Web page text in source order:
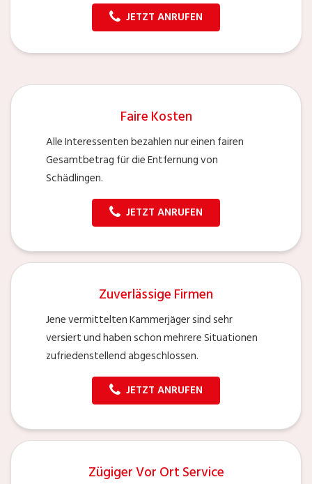
JETZT ANRUFEN
Faire Kosten
Alle Interessenten bezahlen nur einen fairen
Gesamtbetrag für die Entfernung von
Schädlingen.
JETZT ANRUFEN
Zuverlässige Firmen
Jene vermittelten Kammerjäger sind sehr
versiert und haben schon mehrere Situationen
zufriedenstellend abgeschlossen.
JETZT ANRUFEN
Zügiger Vor Ort Service